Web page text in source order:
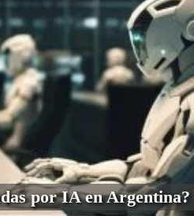
por IA en Argentina?